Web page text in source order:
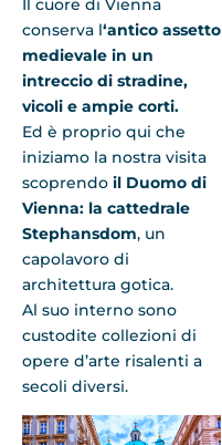
Il cuore di Vienna
conserva l‘antico assetto
medievale in un
intreccio di stradine,
vicoli e ampie corti.
Ed è proprio qui che
iniziamo la nostra visita
scoprendo il Duomo di
Vienna: la cattedrale
Stephansdom, un
capolavoro di
architettura gotica.
Al suo interno sono
custodite collezioni di
opere d’arte risalenti a
secoli diversi.